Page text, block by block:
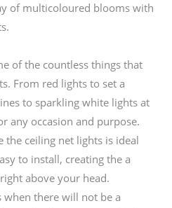
of multicoloured blooms with
of the countless things that
From red lights to set a
to sparkling white lights at
any occasion and purpose.
the ceiling net lights is ideal
to install, creating the a
above your head.
when there will not be a